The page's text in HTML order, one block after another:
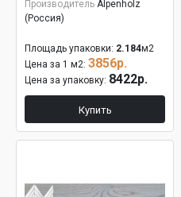
Производитель Alpenholz
(Россия)
Площадь упаковки: 2.184м2
Цена за 1 м2: 3856р.
Цена за упаковку: 8422р.
Купить